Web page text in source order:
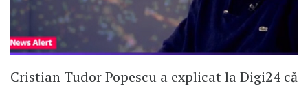
Cristian Tudor Popescu a explicat la Digi24 că